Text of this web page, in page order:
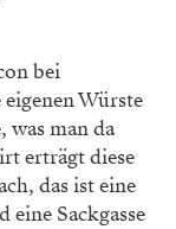
bei
eigenen Würste
was man da
erträgt diese
das ist eine
eine Sackgasse